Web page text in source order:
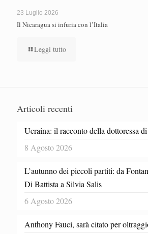
23 Luglio 2026
Il Nicaragua si infuria con l’Italia
Leggi tutto
Articoli recenti
Ucraina: il racconto della dottoressa
8 Agosto 2026
L’autunno dei piccoli partiti: da
Di Battista a Silvia Salis
6 Agosto 2026
Anthony Fauci, sarà citato per